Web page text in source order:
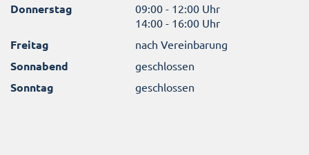
Donnerstag
09:00 - 12:00 Uhr
14:00 - 16:00 Uhr
Freitag nach Vereinbarung
Sonnabend geschlossen
Sonntag geschlossen